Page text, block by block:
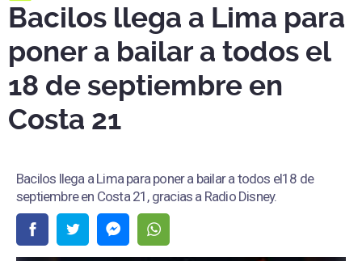
Bacilos llega a Lima para
poner a bailar a todos el
18 de septiembre en
Costa 21
Bacilos llega a Lima para poner a bailar a todos el18 de
septiembre en Costa 21, gracias a Radio Disney.